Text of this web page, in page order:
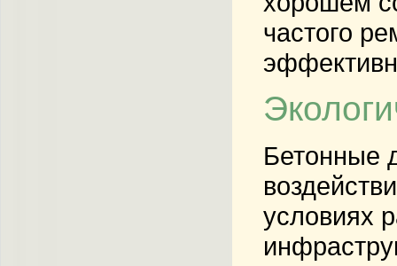
частого
Бетонные
условиях